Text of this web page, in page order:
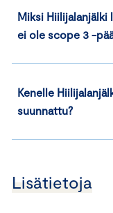
Miksi
ei ole scope 3 -
Kenelle
suunnattu?
Lisätietoja